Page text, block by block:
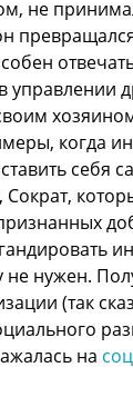
не
управлении
когда
себя
не нужен.
(так
на